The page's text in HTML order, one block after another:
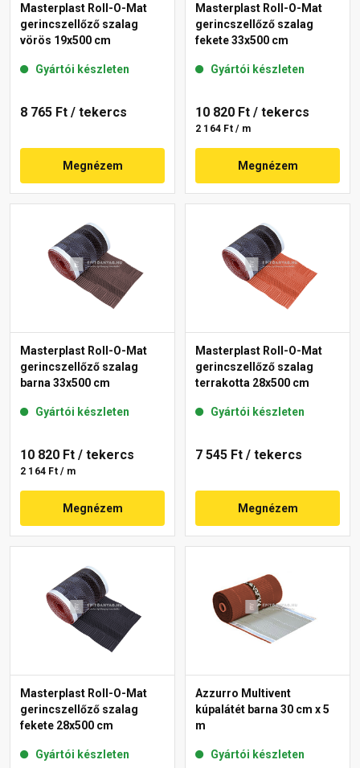
Masterplast Roll-O-Mat
gerincszellőző szalag
vörös 19x500 cm
Gyártói készleten
8 765 Ft / tekercs
Megnézem
Masterplast Roll-O-Mat
gerincszellőző szalag
fekete 33x500 cm
Gyártói készleten
10 820 Ft / tekercs
2 164 Ft / m
Megnézem
Masterplast Roll-O-Mat
gerincszellőző szalag
barna 33x500 cm
Gyártói készleten
10 820 Ft / tekercs
2 164 Ft / m
Megnézem
Masterplast Roll-O-Mat
gerincszellőző szalag
terrakotta 28x500 cm
Gyártói készleten
7 545 Ft / tekercs
Megnézem
Masterplast Roll-O-Mat
gerincszellőző szalag
fekete 28x500 cm
Gyártói készleten
Azzurro Multivent
kúpalátét barna 30 cm x 5
m
Gyártói készleten